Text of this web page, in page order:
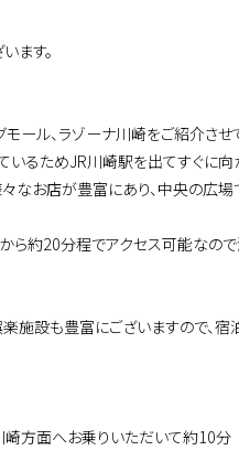
ます。
ール、ラゾーナ川崎をご紹介させ
いるためJR川崎駅を出てすぐに
なお店が豊富にあり、中央の広
約20分程でアクセス可能なので
施設も豊富にございますので、
方面へお乗りいただいて約10